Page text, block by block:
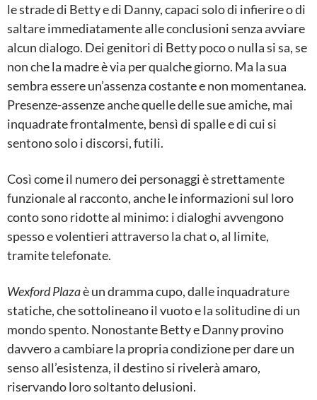
le strade di Betty e di Danny, capaci solo di infierire o di
saltare immediatamente alle conclusioni senza avviare
alcun dialogo. Dei genitori di Betty poco o nulla si sa, se
non che la madre è via per qualche giorno. Ma la sua
sembra essere un’assenza costante e non momentanea.
Presenze-assenze anche quelle delle sue amiche, mai
inquadrate frontalmente, bensì di spalle e di cui si
sentono solo i discorsi, futili.
Così come il numero dei personaggi è strettamente
funzionale al racconto, anche le informazioni sul loro
conto sono ridotte al minimo: i dialoghi avvengono
spesso e volentieri attraverso la chat o, al limite,
tramite telefonate.
Wexford Plazaè un dramma cupo, dalle inquadrature
statiche, che sottolineano il vuoto e la solitudine di un
mondo spento. Nonostante Betty e Danny provino
davvero a cambiare la propria condizione per dare un
senso all’esistenza, il destino si rivelerà amaro,
riservando loro soltanto delusioni.